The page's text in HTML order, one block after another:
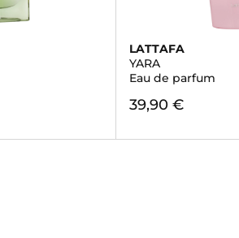
LATTAFA
YARA
Eau de parfum
39,90 €